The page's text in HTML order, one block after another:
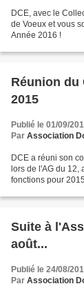
DCE, avec le
de Voeux et vous
Année 2016 !
Réunion du
2015
Publié le 01/09/
Par Association
DCE a réuni son
lors de l'AG du
fonctions pour
Suite à
août...
Publié le 24/08/
Par Association